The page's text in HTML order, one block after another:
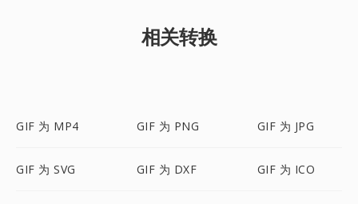
相关转换
GIF 为 MP4 GIF 为 PNG GIF 为 JPG
GIF 为 SVG GIF 为 DXF GIF 为 ICO